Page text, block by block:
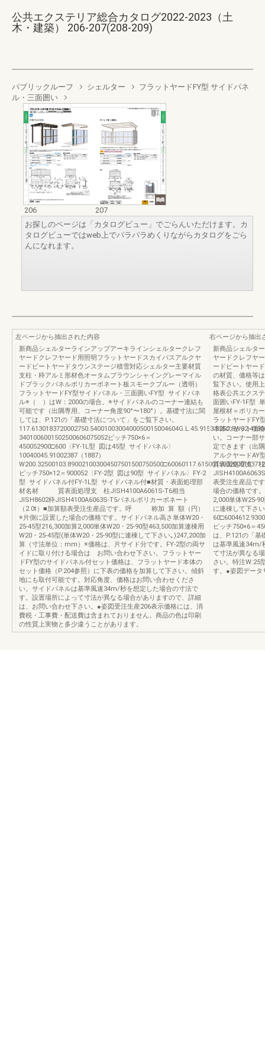
公共エクステリア総合カタログ2022-2023（土
木・建築） 206-207(208-209)
パブリックルーフ シェルター
フラットヤードFY型 サイドパネ
ル・三面囲い
206
207
お探しのページは「カタログビュー」でごらんいただけます。カ
タログビューではweb上でパラパラめくりながらカタログをごら
んになれます。
左ページから抽出された内容
新商品シェルターラインアップアーキラインシェルタークレフ
ヤードクレフヤード用照明フラットヤードスカイパスアルクヤ
ードビートヤードタウンステージ積雪対応シェルター主要材質
支柱・枠アルミ形材色オータムブラウンシャイングレーマイル
ドブラックパネルポリカーボネート板スモークブルー（透明）
フラットヤードFY型サイドパネル・三面囲いFY型 サイドパネ
ル※（ ）はW：2000の場合。※サイドパネルのコーナー連結も
可能です（出隅専用、コーナー角度90°〜180°）。基礎寸法に関
しては、P.121の「基礎寸法について」をご覧下さい。
3401006001502500606075052ピッチ750×6＝
450052900□600〈FY-1L型 図は45型 サイドパネル〉
10040045.91002387（1887）
ピッチ750×12＝900052〈FY-2型 図は90型 サイドパネル〉FY-2
型 サイドパネル付FY-1L型 サイドパネル付■材質・表面処理部
材名材 質表面処理支 柱JISH4100A6061S-T6相当
JISH8602枠JISH4100A6063S-T5パネルポリカーボネート
（2.0t）■加算額表受注生産品です。呼 称加 算 額（円）
※片側に設置した場合の価格です。サイドパネル高さ単体W20・
25-45型216,300加算2,000単体W20・25-90型463,500加算連棟用
W20・25-45型(単体W20・25-90型に連棟して下さい｡)247,200加
算（寸法単位：mm）※価格は、片サイド分です。FY-2型の両サ
イドに取り付ける場合は お問い合わせ下さい。フラットヤー
ドFY型のサイドパネル付セット価格は、フラットヤード本体の
セット価格（P.204参照）に下表の価格を加算して下さい。傾斜
地にも取付可能です。対応角度、価格はお問い合わせくださ
い。サイドパネルは基準風速34m/秒を想定した場合の寸法で
す。設置場所によって寸法が異なる場合がありますので、詳細
は、お問い合わせ下さい。●姿図受注生産206表示価格には、消
費税・工事費・配送費は含まれておりません。商品の色は印刷
の性質上実物と多少違うことがあります。
右ページから抽出
新商品シェルタ
ヤードクレフヤ
ードビートヤー
の材質、価格等
覧下さい。使用
格表公共エクス
面囲いFY-1F型
屋根材＝ポリカ
ラットヤードFY
本体のセット価
い。コーナー部
定できます（出
アルクヤード
質表面処理支 柱
表受注生産品
場合の価格です
2,000単体W25-
に連棟して下さ
ピッチ750×6＝
は、P.121の「基
は基準風速34m/
て寸法が異なる
さい。特注W:25
す。●姿図データ